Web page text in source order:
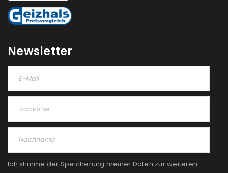
Newsletter
Ich stimme der Speicherung meiner Daten zur weiteren